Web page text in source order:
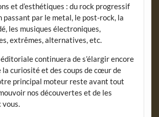
et d’esthétiques : du rock progressif
passant par le metal, le post-rock, la
les musiques électroniques,
extrêmes, alternatives, etc.
continuera de s’élargir encore
la curiosité et des coups de cœur de
principal moteur reste avant tout
nos découvertes et de les
vous.